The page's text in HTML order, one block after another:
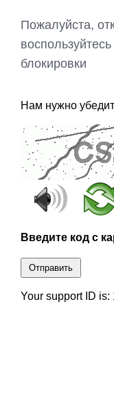
Пожалуйста,
блокировки
Нам нужно
Введите код с
Отправить
Your support ID